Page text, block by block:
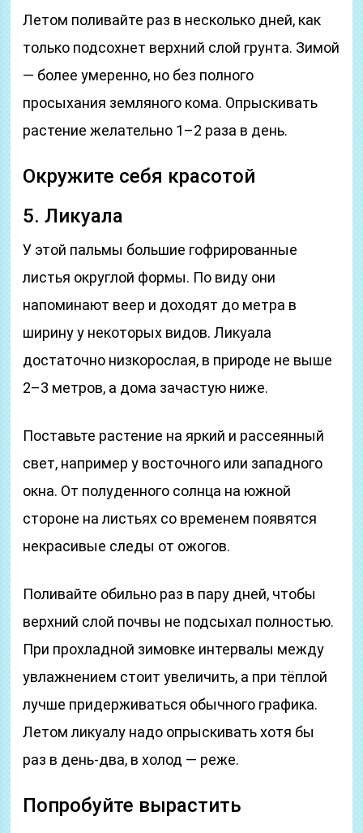
Летом поливайте раз в несколько дней, как
только подсохнет верхний слой грунта. Зимой
— более умеренно, но без полного
просыхания земляного кома. Опрыскивать
растение желательно 1–2 раза в день.
Окружите себя красотой
5. Ликyaлa
У этой пальмы большие гофрированные
листья округлой формы. По виду они
напоминают веер и доходят до метра в
ширину у некоторых видов. Ликуала
достаточно низкорослая, в природе не выше
2–3 метров, а дома зачастую ниже.
Поставьте растение на яркий и рассеянный
свет, например у восточного или западного
окна. От полуденного солнца на южной
стороне на листьях со временем появятся
некрасивые следы от ожогов.
Поливайте обильно раз в пару дней, чтобы
верхний слой почвы не подсыхал полностью.
При прохладной зимовке интервалы между
увлажнением стоит увеличить, а при тёплой
лучше придерживаться обычного графика.
Летом ликуалу надо опрыскивать хотя бы
раз в день-два, в холод — реже.
Попробуйте вырастить